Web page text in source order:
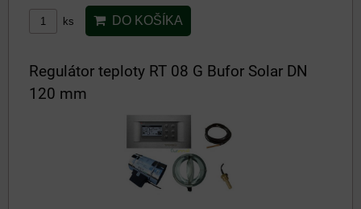
ks DO KOŠÍKA
Regulátor teploty RT 08 G Bufor Solar DN
120 mm